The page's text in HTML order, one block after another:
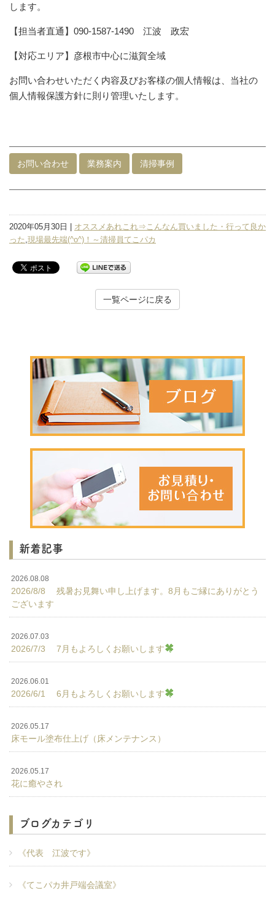
します。
【担当者直通】090-1587-1490 江波 政宏
【対応エリア】彦根市中心に滋賀全域
お問い合わせいただく内容及びお客様の個人情報は、当社の
個人情報保護方針に則り管理いたします。
お問い合わせ 業務案内 清掃事例
2020年05月30日 | オススメあれこれ⇒こんなん買いました・行って良か
った ,現場最先端(^o^)！～清掃員てこパカ
一覧ページに戻る
新着記事
2026.08.08
2026/8/8 残暑お見舞い申し上げます。8月もご縁にありがとう
ございます
2026.07.03
2026/7/3 7月もよろしくお願いします
2026.06.01
2026/6/1 6月もよろしくお願いします
2026.05.17
床モール塗布仕上げ（床メンテナンス）
2026.05.17
花に癒やされ
ブログカテゴリ
《代表 江波です》
《てこパカ井戸端会議室》